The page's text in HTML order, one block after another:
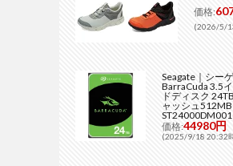
価格:
(2026/5/
Seagate｜シー
BarraCuda 3.5
ドディスク
ャッシュ
ST24000DM001
価格:44980円
(2025/9/18 20:32